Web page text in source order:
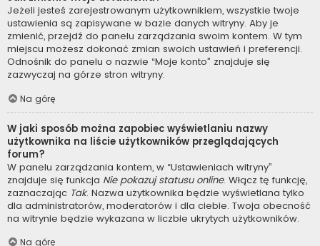
Jeżeli jesteś zarejestrowanym użytkownikiem, wszystkie twoje
ustawienia są zapisywane w bazie danych witryny. Aby je
zmienić, przejdź do panelu zarządzania swoim kontem. W tym
miejscu możesz dokonać zmian swoich ustawień i preferencji.
Odnośnik do panelu o nazwie “Moje konto” znajduje się
zazwyczaj na górze stron witryny.
Na górę
W jaki sposób można zapobiec wyświetlaniu nazwy
użytkownika na liście użytkowników przeglądających
forum?
W panelu zarządzania kontem, w “Ustawieniach witryny”
znajduje się funkcja Nie pokazuj statusu online. Włącz tę funkcję,
zaznaczając Tak. Nazwa użytkownika będzie wyświetlana tylko
dla administratorów, moderatorów i dla ciebie. Twoja obecność
na witrynie będzie wykazana w liczbie ukrytych użytkowników.
Na górę